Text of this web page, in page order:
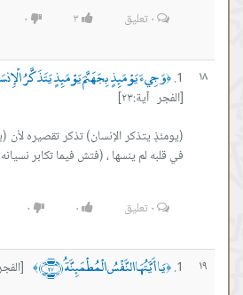
٠تعليق ٣ ٠
١٨ ﴿وَجِيءَ يَوْمَئِذٍ بِجَهَنَّمَ يَوْمَئِذٍ يَتَذَكَّرُ
[الفجر آية:٢٣]
(يومئذٍ يتذكر الإنسان) تذكر تقصيره لأن
في قلبه لم ينسها ، (فتش فيما تكابر نسيانه
٠تعليق ٠ ٠
١٩ ﴿يَا أَيَّتُهَا النَّفْسُ الْمُطْمَئِنَّةُ ﴿٢٧﴾ ﴾